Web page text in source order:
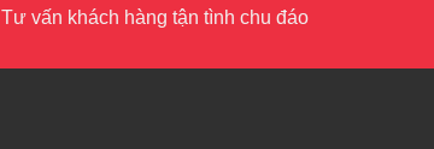
Tư vấn khách hàng tận tình chu đáo